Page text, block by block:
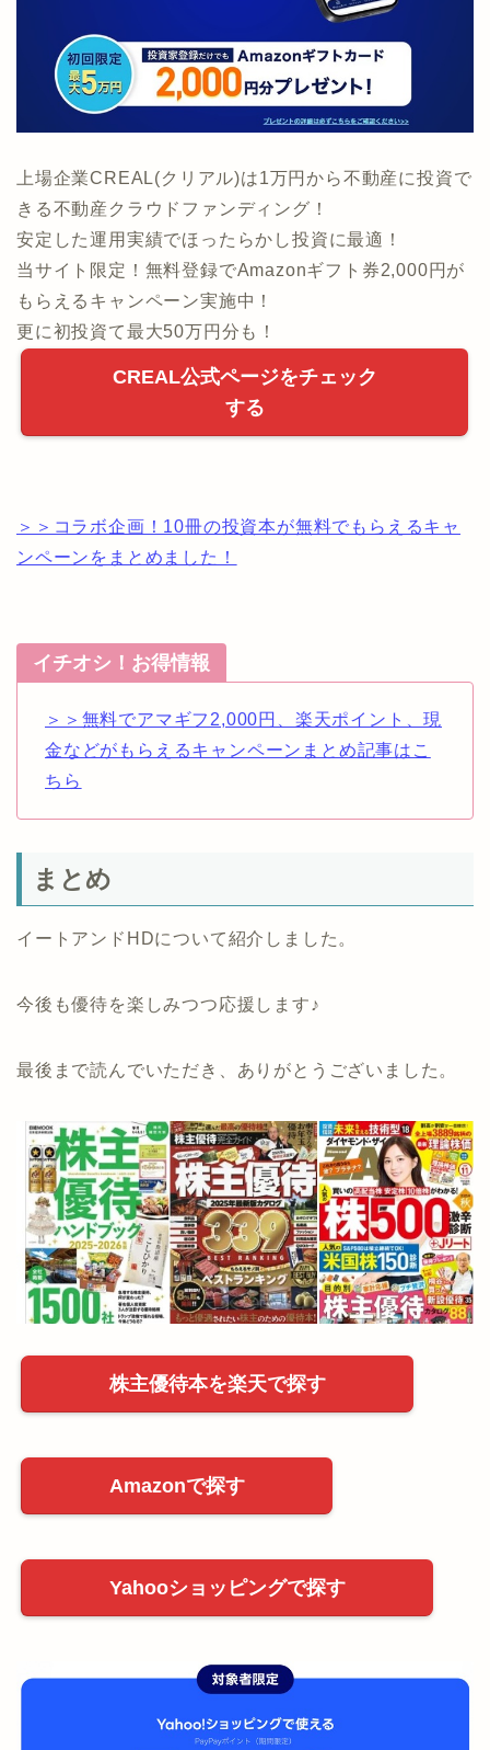
上場企業CREAL(クリアル)は1万円から不動産に投資で
きる不動産クラウドファンディング！
安定した運用実績でほったらかし投資に最適！
当サイト限定！無料登録でAmazonギフト券2,000円が
もらえるキャンペーン実施中！
更に初投資て最大50万円分も！
CREAL公式ページをチェック
する
＞＞コラボ企画！10冊の投資本が無料でもらえるキャ
ンペーンをまとめました！
イチオシ！お得情報
＞＞無料でアマギフ2,000円、楽天ポイント、現
金などがもらえるキャンペーンまとめ記事はこ
ちら
まとめ
イートアンドHDについて紹介しました。
今後も優待を楽しみつつ応援します♪
最後まで読んでいただき、ありがとうございました。
株主優待本を楽天で探す
Amazonで探す
Yahooショッピングで探す